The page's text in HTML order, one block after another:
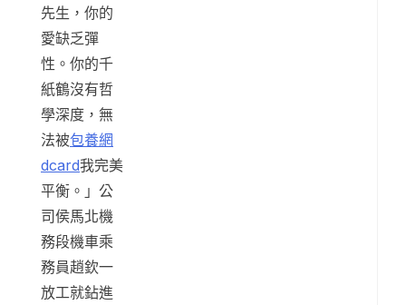
先生，你的
愛缺乏彈
性。你的千
紙鶴沒有哲
學深度，無
法被包養網
dcard我完美
平衡。」公
司侯馬北機
務段機車乘
務員趙欽一
放工就鉆進